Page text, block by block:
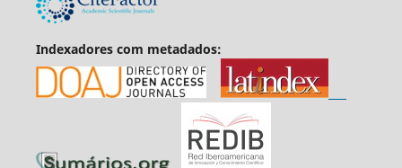
Indexadores com metadados: